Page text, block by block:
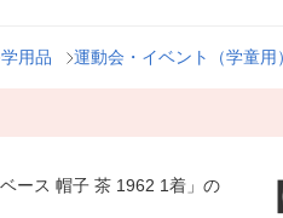
学用品 運動会・イベント（学童用）